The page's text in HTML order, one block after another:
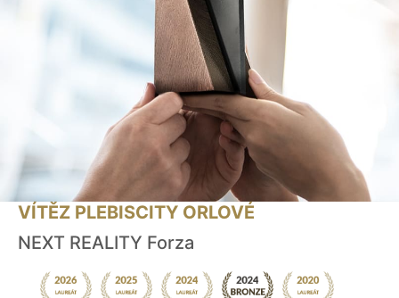
VÍTĚZ PLEBISCITY ORLOVÉ
NEXT REALITY Forza